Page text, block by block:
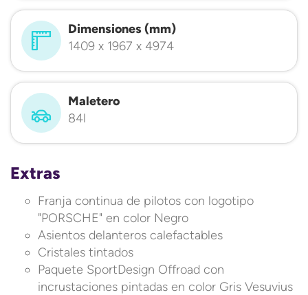
Dimensiones (mm)
1409 x 1967 x 4974
Maletero
84l
Extras
Franja continua de pilotos con logotipo
"PORSCHE" en color Negro
Asientos delanteros calefactables
Cristales tintados
Paquete SportDesign Offroad con
incrustaciones pintadas en color Gris Vesuvius